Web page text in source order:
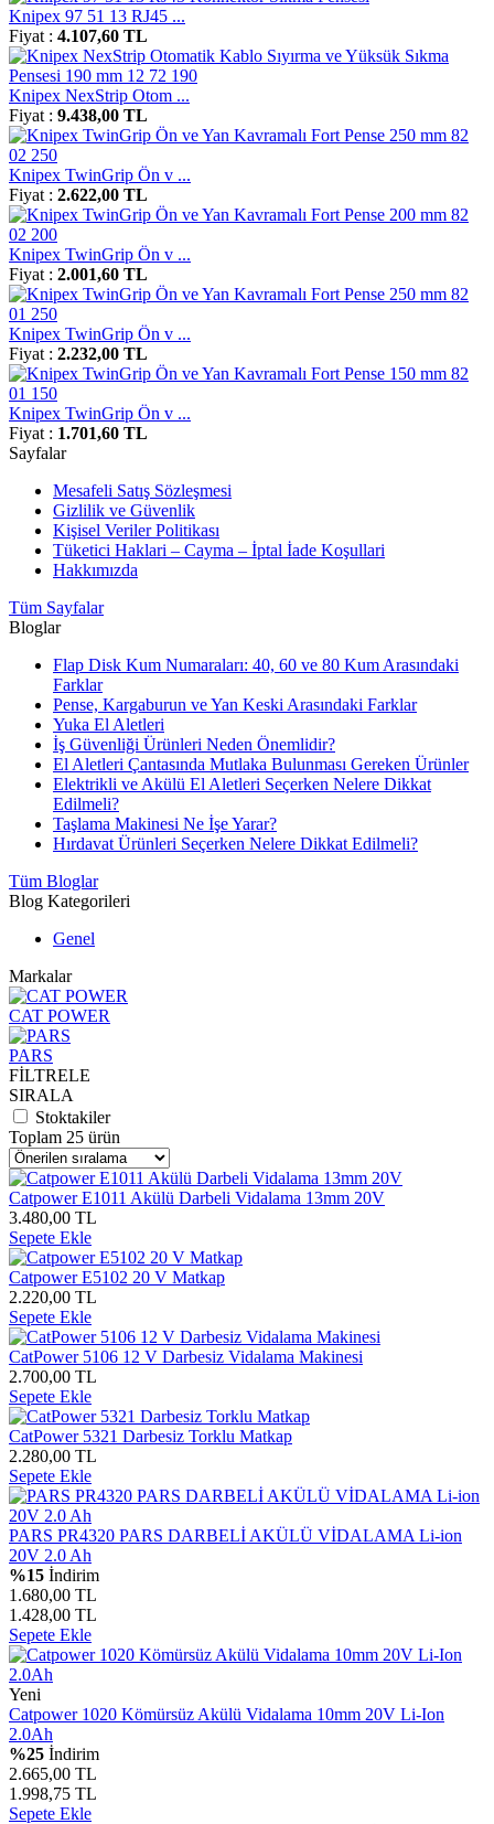
Knipex 97 51 13 RJ45 ...
Fiyat : 4.107,60 TL
Knipex NexStrip Otom ...
Fiyat : 9.438,00 TL
Knipex TwinGrip Ön v ...
Fiyat : 2.622,00 TL
Knipex TwinGrip Ön v ...
Fiyat : 2.001,60 TL
Knipex TwinGrip Ön v ...
Fiyat : 2.232,00 TL
Knipex TwinGrip Ön v ...
Fiyat : 1.701,60 TL
Sayfalar
Mesafeli Satış Sözleşmesi
Gizlilik ve Güvenlik
Kişisel Veriler Politikası
Tüketici Haklari – Cayma – İptal İade Koşullari
Hakkımızda
Tüm Sayfalar
Bloglar
Flap Disk Kum Numaraları: 40, 60 ve 80 Kum Arasındaki
Farklar
Pense, Kargaburun ve Yan Keski Arasındaki Farklar
Yuka El Aletleri
İş Güvenliği Ürünleri Neden Önemlidir?
El Aletleri Çantasında Mutlaka Bulunması Gereken Ürünler
Elektrikli ve Akülü El Aletleri Seçerken Nelere Dikkat
Edilmeli?
Taşlama Makinesi Ne İşe Yarar?
Hırdavat Ürünleri Seçerken Nelere Dikkat Edilmeli?
Tüm Bloglar
Blog Kategorileri
Genel
Markalar
CAT POWER
PARS
FİLTRELE
SIRALA
Stoktakiler
Toplam 25 ürün
Catpower E1011 Akülü Darbeli Vidalama 13mm 20V
3.480,00 TL
Sepete Ekle
Catpower E5102 20 V Matkap
2.220,00 TL
Sepete Ekle
CatPower 5106 12 V Darbesiz Vidalama Makinesi
2.700,00 TL
Sepete Ekle
CatPower 5321 Darbesiz Torklu Matkap
2.280,00 TL
Sepete Ekle
PARS PR4320 PARS DARBELİ AKÜLÜ VİDALAMA Li-ion
20V 2.0 Ah
%15 İndirim
1.680,00 TL
1.428,00 TL
Sepete Ekle
Yeni
Catpower 1020 Kömürsüz Akülü Vidalama 10mm 20V Li-Ion
2.0Ah
%25 İndirim
2.665,00 TL
1.998,75 TL
Sepete Ekle